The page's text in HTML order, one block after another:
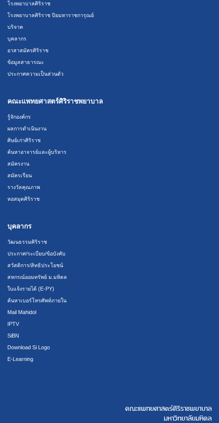
โรงพยาบาลศิริราช
โรงพยาบาลศิริราช ปิยมหาราชการุณย์
บริจาค
บุคลากร
อาสาสมัครศิริราช
ข้อมูลสาธารณะ
ประกาศความเป็นส่วนตัว
คณะแพทยศาสตร์ศิริราชพยาบาล
รู้จักองค์กร
ผลการดำเนินงาน
ศิษย์เก่าศิริราช
ค้นหาอาจารย์และผู้บริหาร
สมัครงาน
สมัครเรียน
รางวัลคุณภาพ
หอสมุดศิริราช
บุคลากร
วัฒนธรรมศิริราช
ประกาศ/ระเบียบ/ข้อบังคับ
สวัสดิการ/สิทธิประโยชน์
สหกรณ์ออมทรัพย์ ม.มหิดล
ใบแจ้งรายได้ (E-PY)
ค้นหาเบอร์โทรศัพท์ภายใน
Mail Mahidol
IPTV
SiBN
Download Si Logo
E-Learning
คณะแพทยศาสตร์ศิริราชพยาบาล
มหาวิทยาลัยมหิดล